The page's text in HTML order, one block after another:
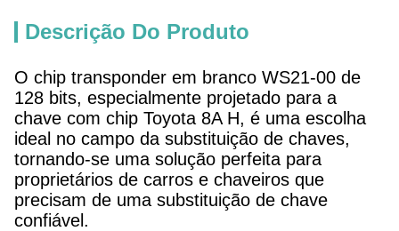
Descrição Do Produto
O chip transponder em branco WS21-00 de
128 bits, especialmente projetado para a
chave com chip Toyota 8A H, é uma escolha
ideal no campo da substituição de chaves,
tornando-se uma solução perfeita para
proprietários de carros e chaveiros que
precisam de uma substituição de chave
confiável.